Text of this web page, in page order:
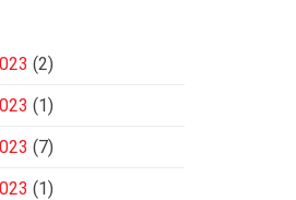
(2)
(1)
(7)
(1)